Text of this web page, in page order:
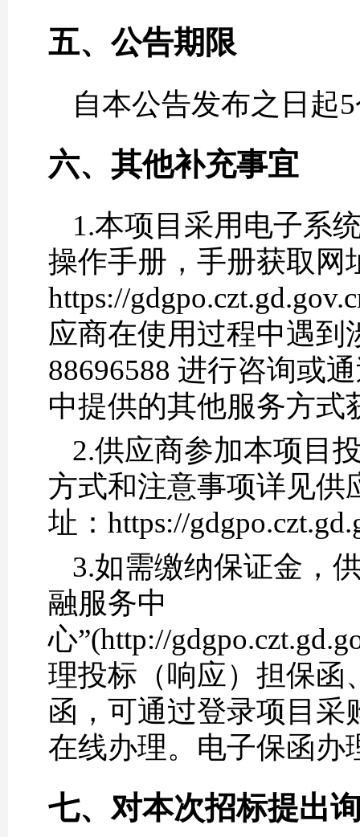
五、公告期限
自本公告发布之日起
六、其他补充事宜
1.本项目采用电子系
操作手册，手册获取网
https://
应商在使用过程中遇到
88696588 进行咨询或
中提供的其他服务方式
2.供应商参加本项目
方式和注意事项详见供
址：https://
3.如需缴纳保证金，
融服务中
心”(http://
理投标（响应）担保函
函，可通过登录项目采
在线办理。电子保函办
七、对本次招标提出